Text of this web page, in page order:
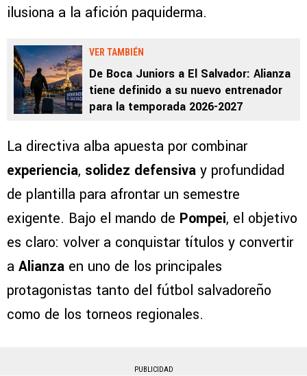
ilusiona a la afición paquiderma.
VER TAMBIÉN
De Boca Juniors a El Salvador: Alianza
tiene definido a su nuevo entrenador
para la temporada 2026-2027
La directiva alba apuesta por combinar
experiencia, solidez defensiva y profundidad
de plantilla para afrontar un semestre
exigente. Bajo el mando de Pompei, el objetivo
es claro: volver a conquistar títulos y convertir
a Alianza en uno de los principales
protagonistas tanto del fútbol salvadoreño
como de los torneos regionales.
PUBLICIDAD